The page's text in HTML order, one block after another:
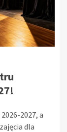
2027, a
dla